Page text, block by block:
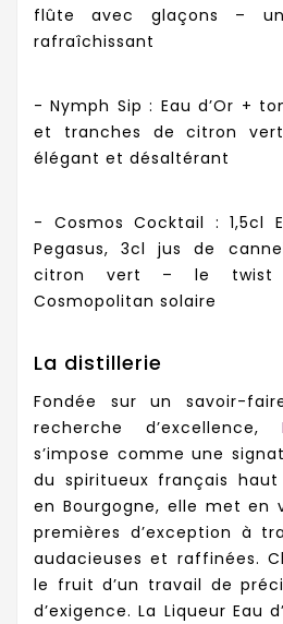
flûte avec glaçons –
rafraîchissant
- Nymph Sip : Eau d’Or +
et tranches de citron
élégant et désaltérant
- Cosmos Cocktail : 1,5cl
Pegasus, 3cl jus de
citron vert – le twist
Cosmopolitan solaire
La distillerie
Fondée sur un savoir-
recherche d’excellence,
s’impose comme une
du spiritueux français
en Bourgogne, elle met en
premières d’exception à
audacieuses et raffinées.
le fruit d’un travail de
d’exigence. La Liqueur Eau